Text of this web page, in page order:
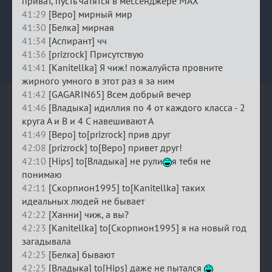
41:29 [Веро] мирный мир
41:30 [Белка] мирная
41:34 [Аспирант] чч
41:36 [prizrock] Присутствую
41:41 [Kanitellka] Я чиж! пожалуйста провните
жирного умного в этот раз я за ним
41:42 [GAGARIN65] Всем добрый вечер
41:46 [Владыка] идиллия по 4 от каждого класса - 2
круга А и В и 4 С навешивают А
41:49 [Веро] to[prizrock] прив друг
42:08 [prizrock] to[Веро] привет друг!
42:10 [Hips] to[Владыка] не рули
я тебя не
понимаю
42:11 [Скорпион1995] to[Kanitellka] таких
идеальных людей не бывает
42:22 [Ханни] чиж, а вы?
42:23 [Kanitellka] to[Скорпион1995] я на новый год
загадывала
42:25 [Белка] бывают
42:25 [Владыка] to[Hips] даже не пытался